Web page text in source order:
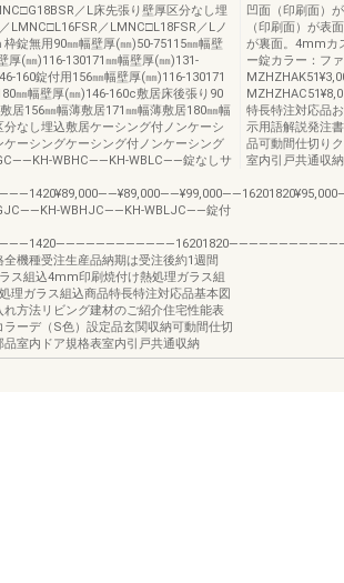
／L床先張り壁厚区分なし埋
LMNC□L16FSR／LMNC□L18FSR／Lノ
錠無用90㎜幅壁厚(㎜)50-75115㎜幅壁
厚(㎜)116-130171㎜幅壁厚(㎜)131-
160錠付用156㎜幅壁厚(㎜)116-130171
㎜幅壁厚(㎜)146-160c敷居床後張り90
居156㎜幅薄敷居171㎜幅薄敷居180㎜幅
なし埋込敷居ケーシング付ノンケーシ
ケーシングケーシング付ノンケーシング
WBHC――KH-WBLC――錠なしサ
WBHJC――KH-WBLJC――錠付
機種受注生産品納期は受注後約1週間
ス組込4mm印刷焼付け熱処理ガラス組
理ガラス組込商品特長特注対応品基本図
方法リビング建材のご紹介住宅性能表
ーデ（S色）設定品玄関収納可動間仕切
品室内ドア規格表室内引戸共通収納
凹面（印刷面）
（印刷面）が表
が裏面。4mmカ
ー錠カラー：フ
特長特注対応品
示用語解説発注
品可動間仕切り
室内引戸共通収納